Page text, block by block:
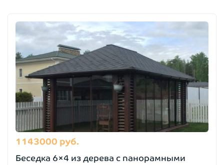
1143000 руб.
Беседка 6×4 из дерева с панорамными